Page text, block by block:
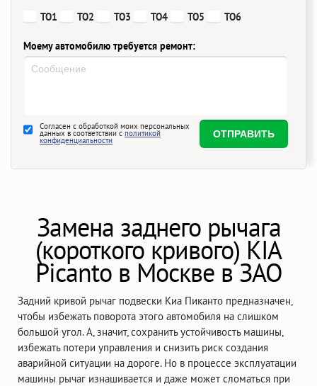
ТО1
ТО2 ТО3 ТО4 ТО5 ТО6
Моему автомобилю требуется ремонт:
Согласен с обработкой моих персональных
данных в соответствии с политикой
конфиденциальности
Замена заднего рычага
(короткого кривого) KIA
Picanto в Москве в ЗАО
Задний кривой рычаг подвески Киа Пиканто предназначен,
чтобы избежать поворота этого автомобиля на слишком
большой угол. А, значит, сохранить устойчивость машины,
избежать потери управления и снизить риск создания
аварийной ситуации на дороге. Но в процессе эксплуатации
машины рычаг изнашивается и даже может сломаться при